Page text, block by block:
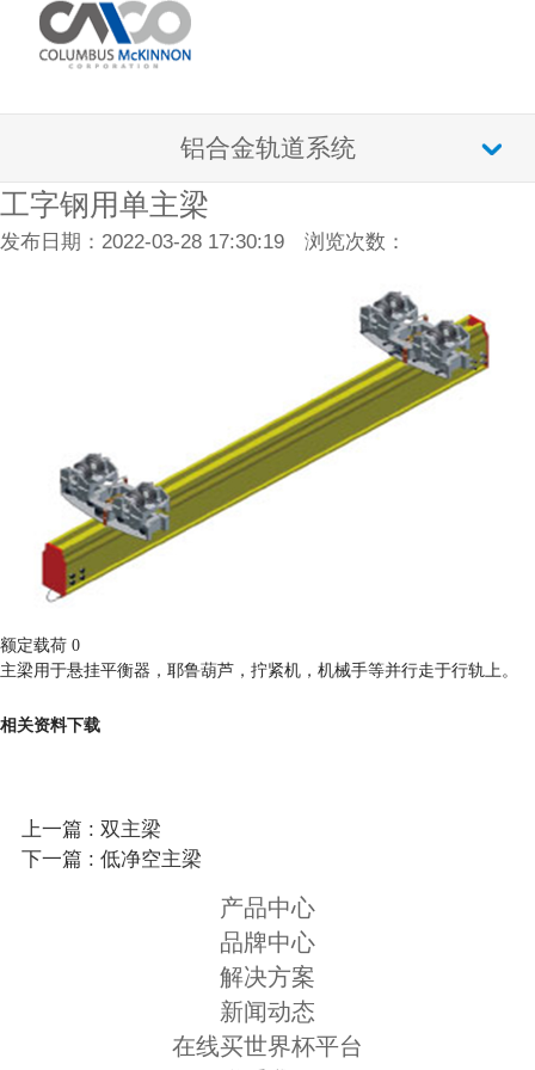
铝合金轨道系统
工字钢用单主梁
发布日期：2022-03-28 17:30:19 浏览次数：
额定载荷 0
主梁用于悬挂平衡器，耶鲁葫芦，拧紧机，机械手等并行走于行轨上。
相关资料下载
上一篇 : 双主梁
下一篇 : 低净空主梁
产品中心
品牌中心
解决方案
新闻动态
在线买世界杯平台